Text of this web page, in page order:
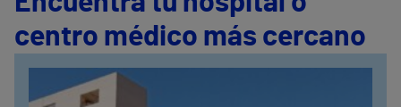
centro médico más cercano